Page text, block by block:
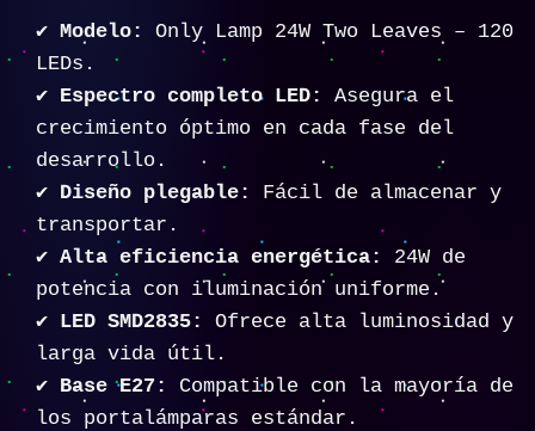
✔ Modelo:
Only Lamp 24W Two Leaves – 120
LEDs.
✔ Espectro completo LED:
Asegura el
crecimiento óptimo en cada fase del
desarrollo.
✔ Diseño plegable:
Fácil de almacenar y
transportar.
✔ Alta eficiencia energética:
24W de
potencia con iluminación uniforme.
✔ LED SMD2835:
Ofrece alta luminosidad y
larga vida útil.
✔ Base E27:
Compatible con la mayoría de
los portalámparas estándar.